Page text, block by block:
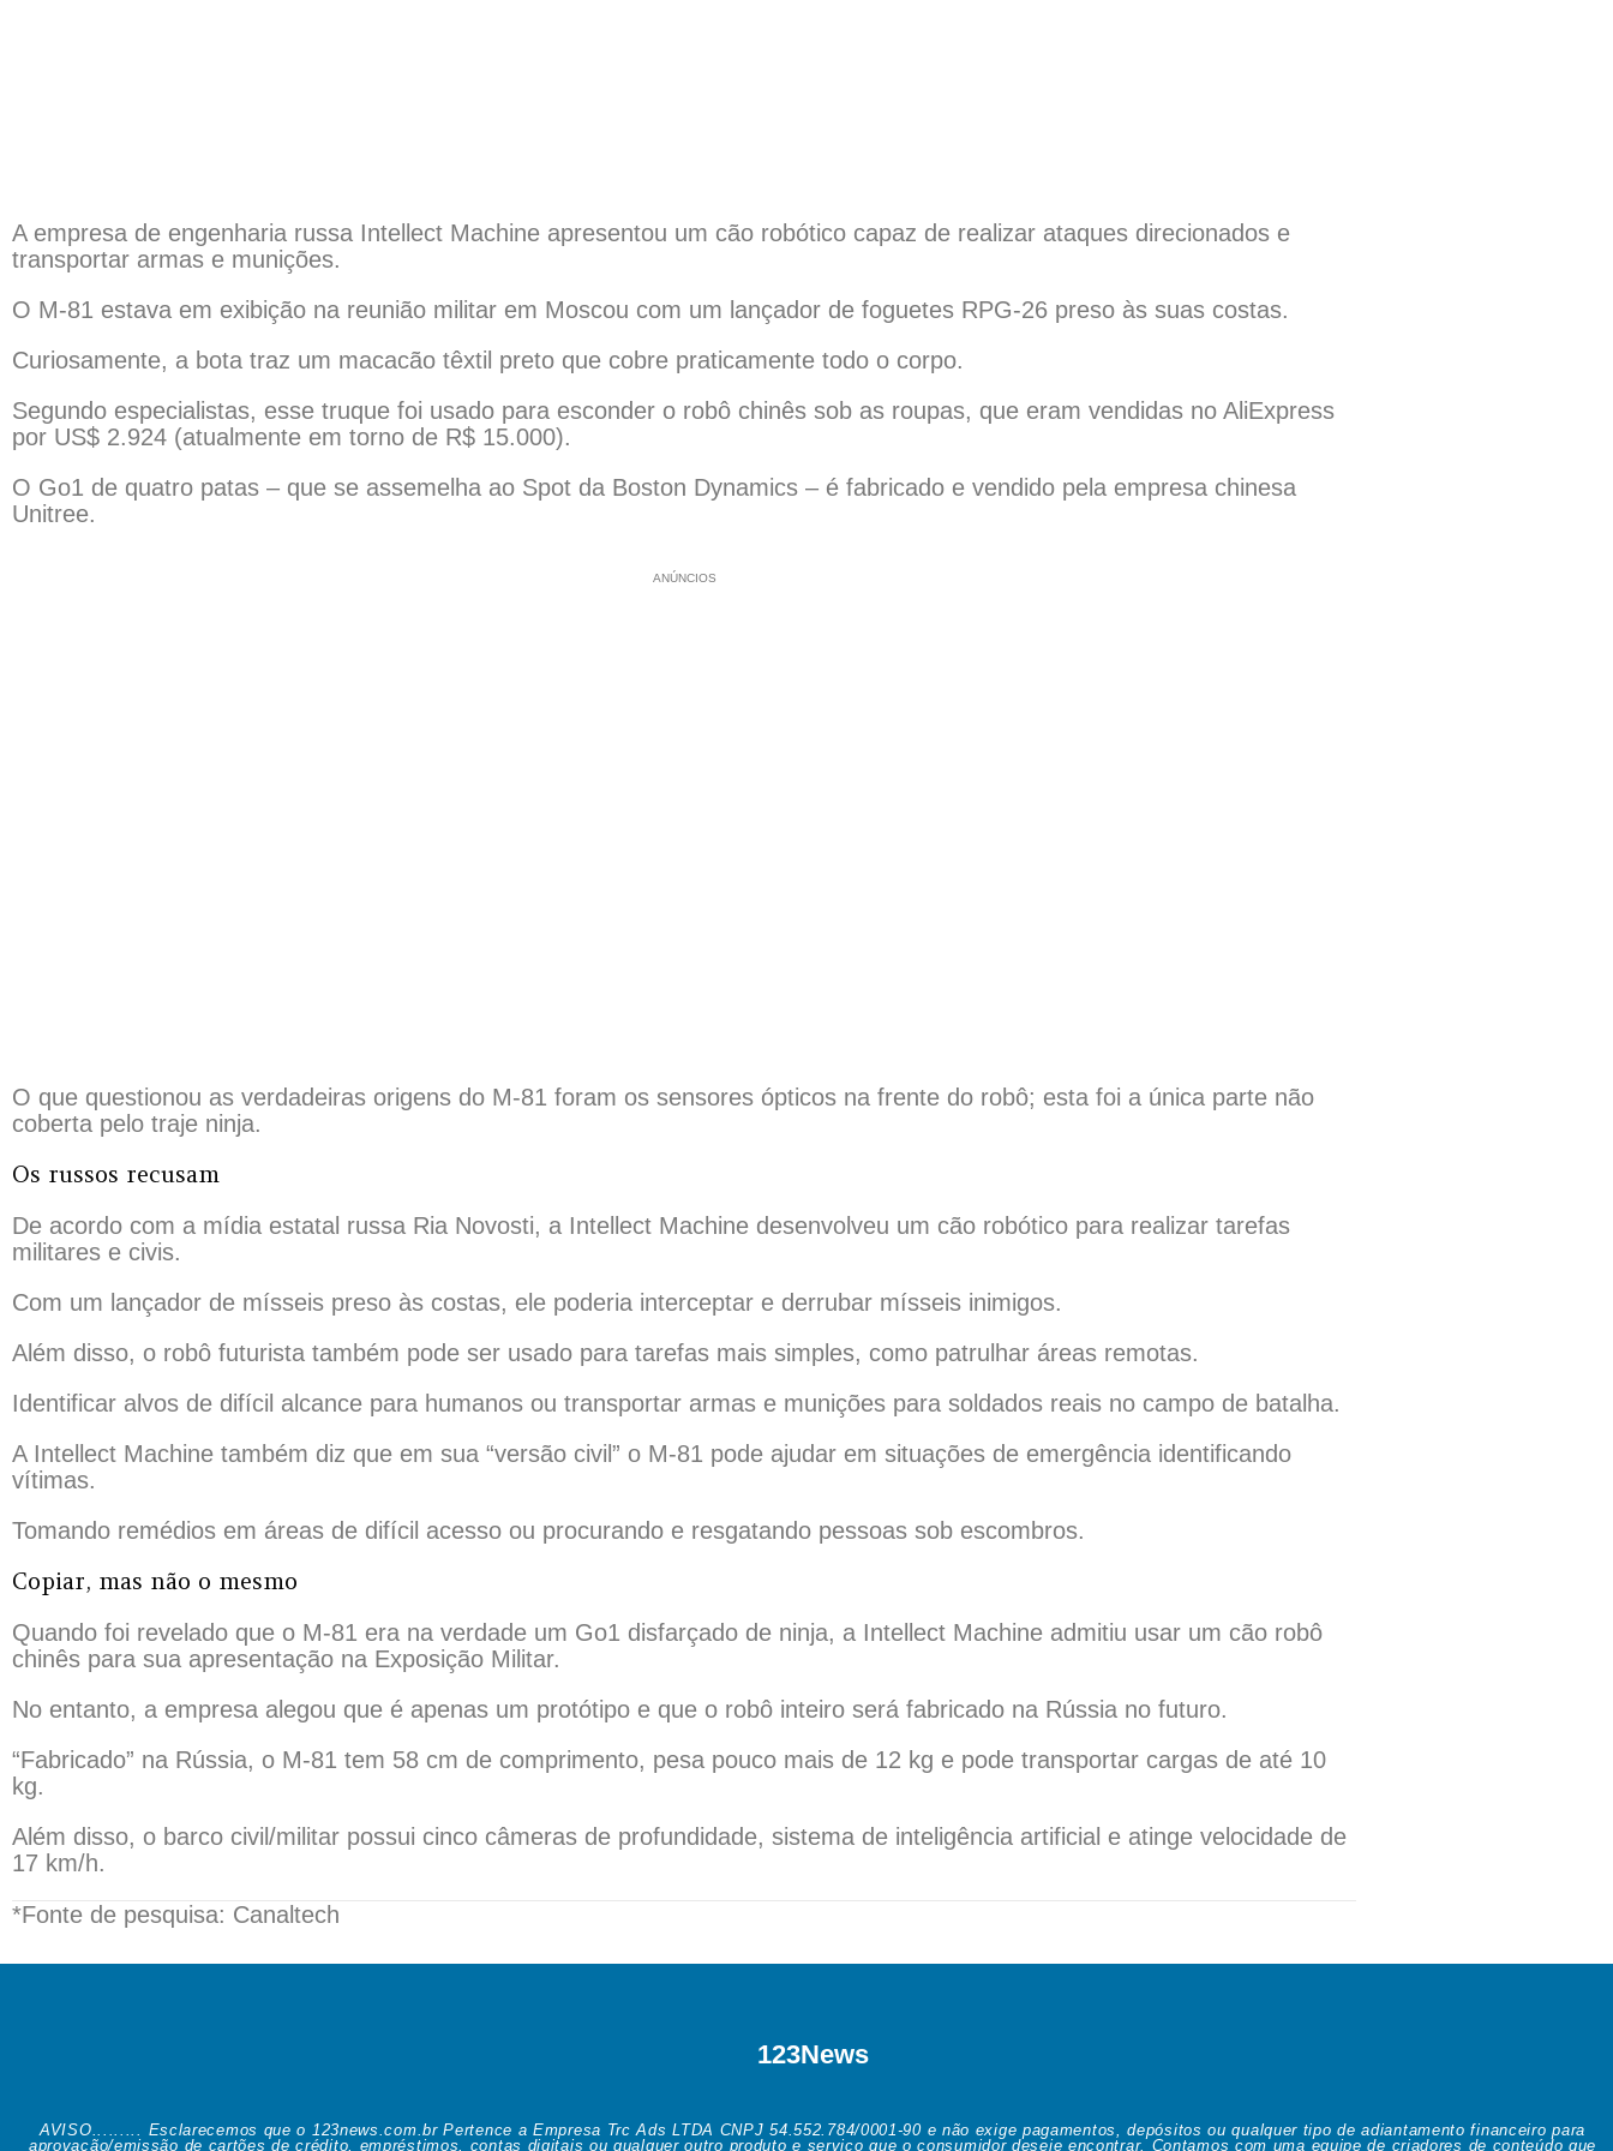
A empresa de engenharia russa Intellect Machine apresentou um cão robótico capaz de realizar ataques direcionados e
transportar armas e munições.
O M-81 estava em exibição na reunião militar em Moscou com um lançador de foguetes RPG-26 preso às suas costas.
Curiosamente, a bota traz um macacão têxtil preto que cobre praticamente todo o corpo.
Segundo especialistas, esse truque foi usado para esconder o robô chinês sob as roupas, que eram vendidas no AliExpress
por US$ 2.924 (atualmente em torno de R$ 15.000).
O Go1 de quatro patas – que se assemelha ao Spot da Boston Dynamics – é fabricado e vendido pela empresa chinesa
Unitree.
ANÚNCIOS
O que questionou as verdadeiras origens do M-81 foram os sensores ópticos na frente do robô; esta foi a única parte não
coberta pelo traje ninja.
Os russos recusam
De acordo com a mídia estatal russa Ria Novosti, a Intellect Machine desenvolveu um cão robótico para realizar tarefas
militares e civis.
Com um lançador de mísseis preso às costas, ele poderia interceptar e derrubar mísseis inimigos.
Além disso, o robô futurista também pode ser usado para tarefas mais simples, como patrulhar áreas remotas.
Identificar alvos de difícil alcance para humanos ou transportar armas e munições para soldados reais no campo de batalha.
A Intellect Machine também diz que em sua “versão civil” o M-81 pode ajudar em situações de emergência identificando
vítimas.
Tomando remédios em áreas de difícil acesso ou procurando e resgatando pessoas sob escombros.
Copiar, mas não o mesmo
Quando foi revelado que o M-81 era na verdade um Go1 disfarçado de ninja, a Intellect Machine admitiu usar um cão robô
chinês para sua apresentação na Exposição Militar.
No entanto, a empresa alegou que é apenas um protótipo e que o robô inteiro será fabricado na Rússia no futuro.
“Fabricado” na Rússia, o M-81 tem 58 cm de comprimento, pesa pouco mais de 12 kg e pode transportar cargas de até 10
kg.
Além disso, o barco civil/militar possui cinco câmeras de profundidade, sistema de inteligência artificial e atinge velocidade de
17 km/h.
*Fonte de pesquisa: Canaltech
123News
AVISO......... Esclarecemos que o 123news.com.br Pertence a Empresa Trc Ads LTDA CNPJ 54.552.784/0001-90 e não exige pagamentos, depósitos ou qualquer tipo de adiantamento financeiro para
aprovação/emissão de cartões de crédito, empréstimos, contas digitais ou qualquer outro produto e serviço que o consumidor deseje encontrar. Contamos com uma equipe de criadores de conteúdo que